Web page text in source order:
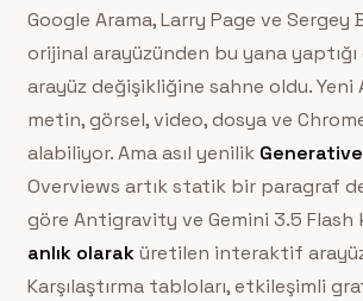
Google Arama, Larry Page ve Sergey
orijinal arayüzünden bu yana
arayüz değişikliğine sahne oldu. Yeni
metin, görsel, video, dosya ve
alabiliyor. Ama asıl yenilik
Overviews artık statik bir paragraf
göre Antigravity ve Gemini 3.5 Flash
anlık olaraküretilen interaktif
Karşılaştırma tabloları, etkileşimli